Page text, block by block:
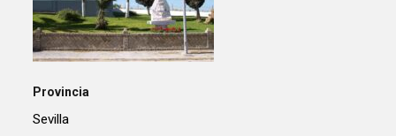
Provincia
Sevilla